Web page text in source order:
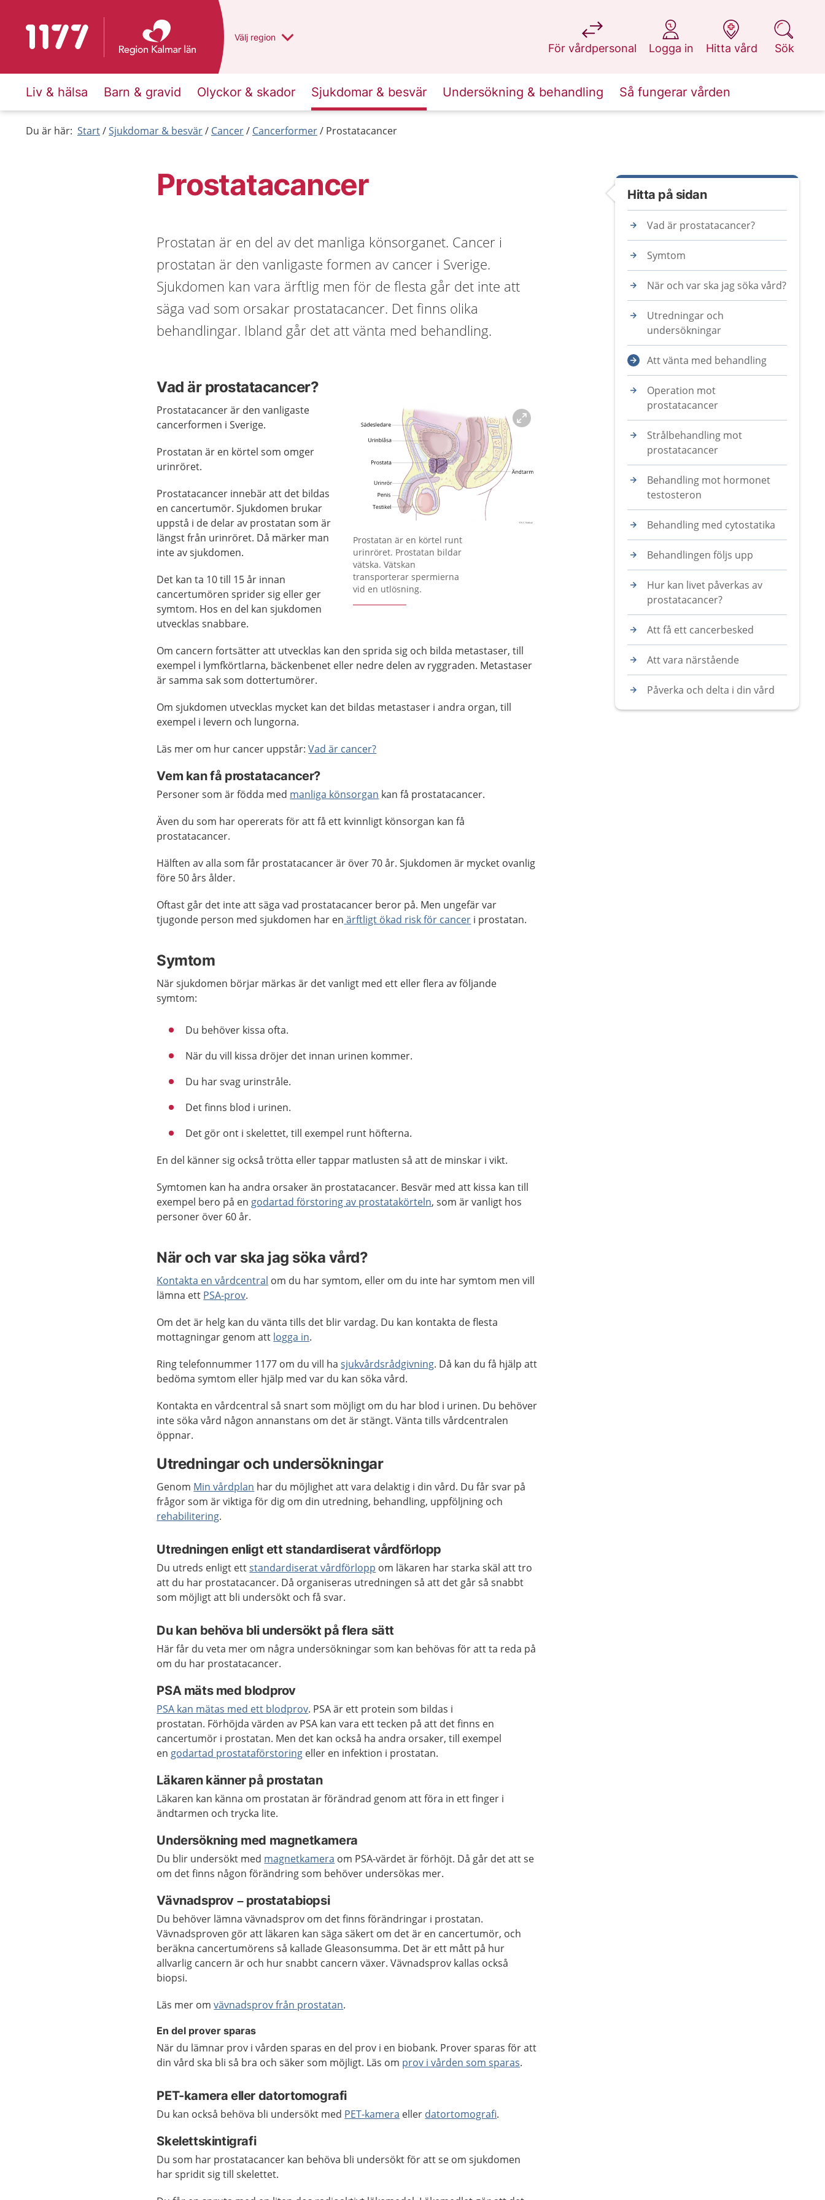
Till startsidan för 1177 Du har valt region
Välj en annan
region
För vårdpersonal
på 1177.se
Logga in
på 1177.se
Hitta vård
på 1177.se
Sök
på 1177.se
Liv & hälsa Barn & gravid Olyckor & skador Sjukdomar & besvär Undersökning & behandling Så fungerar vården
Du är här: Start Sjukdomar & besvär Cancer Cancerformer Prostatacancer
Prostatacancer
Prostatan är en del av det manliga könsorganet. Cancer i
prostatan är den vanligaste formen av cancer i Sverige.
Sjukdomen kan vara ärftlig men för de flesta går det inte att
säga vad som orsakar prostatacancer. Det finns olika
behandlingar. Ibland går det att vänta med behandling.
Vad är prostatacancer?
Förstora bilden
Prostatan är en körtel runt
urinröret. Prostatan bildar
vätska. Vätskan
transporterar spermierna
vid en utlösning.
Prostatacancer är den vanligaste
cancerformen i Sverige.
Prostatan är en körtel som omger
urinröret.
Prostatacancer innebär att det bildas
en cancertumör. Sjukdomen brukar
uppstå i de delar av prostatan som är
längst från urinröret. Då märker man
inte av sjukdomen.
Det kan ta 10 till 15 år innan
cancertumören sprider sig eller ger
symtom. Hos en del kan sjukdomen
utvecklas snabbare.
Om cancern fortsätter att utvecklas kan den sprida sig och bilda metastaser, till
exempel i lymfkörtlarna, bäckenbenet eller nedre delen av ryggraden. Metastaser
är samma sak som dottertumörer.
Om sjukdomen utvecklas mycket kan det bildas metastaser i andra organ, till
exempel i levern och lungorna.
Läs mer om hur cancer uppstår:Vad är cancer?
Vem kan få prostatacancer?
Personer som är födda med manliga könsorgan kan få prostatacancer.
Även du som har opererats för att få ett kvinnligt könsorgan kan få
prostatacancer.
Hälften av alla som får prostatacancer är över 70 år. Sjukdomen är mycket ovanlig
före 50 års ålder.
Oftast går det inte att säga vad prostatacancer beror på. Men ungefär var
tjugonde person med sjukdomen har en ärftligt ökad risk för cancer i prostatan.
Symtom
När sjukdomen börjar märkas är det vanligt med ett eller flera av följande
symtom:
Du behöver kissa ofta.
När du vill kissa dröjer det innan urinen kommer.
Du har svag urinstråle.
Det finns blod i urinen.
Det gör ont i skelettet, till exempel runt höfterna.
En del känner sig också trötta eller tappar matlusten så att de minskar i vikt.
Symtomen kan ha andra orsaker än prostatacancer. Besvär med att kissa kan till
exempel bero på en godartad förstoring av prostatakörteln, som är vanligt hos
personer över 60 år.
När och var ska jag söka vård?
Kontakta en vårdcentral om du har symtom, eller om du inte har symtom men vill
lämna ett PSA-prov.
Om det är helg kan du vänta tills det blir vardag. Du kan kontakta de flesta
mottagningar genom att logga in.
Ring telefonnummer 1177 om du vill hasjukvårdsrådgivning. Då kan du få hjälp att
bedöma symtom eller hjälp med var du kan söka vård.
Kontakta en vårdcentral så snart som möjligt om du har blod i urinen. Du behöver
inte söka vård någon annanstans om det är stängt. Vänta tills vårdcentralen
öppnar.
Utredningar och undersökningar
Genom Min vårdplan har du möjlighet att vara delaktig i din vård. Du får svar på
frågor som är viktiga för dig om din utredning, behandling, uppföljning och
rehabilitering.
Utredningen enligt ett standardiserat vårdförlopp
Du utreds enligt ettstandardiserat vårdförlopp om läkaren har starka skäl att tro
att du har prostatacancer. Då organiseras utredningen så att det går så snabbt
som möjligt att bli undersökt och få svar.
Du kan behöva bli undersökt på flera sätt
Här får du veta mer om några undersökningar som kan behövas för att ta reda på
om du har prostatacancer.
PSA mäts med blodprov
PSA kan mätas med ett blodprov. PSA är ett protein som bildas i
prostatan. Förhöjda värden av PSA kan vara ett tecken på att det finns en
cancertumör i prostatan. Men det kan också ha andra orsaker, till exempel
en godartad prostataförstoring eller en infektion i prostatan.
Läkaren känner på prostatan
Läkaren kan känna om prostatan är förändrad genom att föra in ett finger i
ändtarmen och trycka lite.
Undersökning med magnetkamera
Du blir undersökt med magnetkamera om PSA-värdet är förhöjt. Då går det att se
om det finns någon förändring som behöver undersökas mer.
Vävnadsprov – prostatabiopsi
Du behöver lämna vävnadsprov om det finns förändringar i prostatan.
Vävnadsproven gör att läkaren kan säga säkert om det är en cancertumör, och
beräkna cancertumörens så kallade Gleasonsumma. Det är ett mått på hur
allvarlig cancern är och hur snabbt cancern växer. Vävnadsprov kallas också
biopsi.
Läs mer omvävnadsprov från prostatan.
En del prover sparas
När du lämnar prov i vården sparas en del prov i en biobank. Prover sparas för att
din vård ska bli så bra och säker som möjligt. Läs om prov i vården som sparas.
PET-kamera eller datortomografi
Du kan också behöva bli undersökt med PET-kamera eller datortomografi.
Skelettskintigrafi
Du som har prostatacancer kan behöva bli undersökt för att se om sjukdomen
har spridit sig till skelettet.
Hitta på sidan
Vad är prostatacancer?
Symtom
När och var ska jag söka vård?
Utredningar och
undersökningar
Att vänta med behandling
Operation mot
prostatacancer
Strålbehandling mot
prostatacancer
Behandling mot hormonet
testosteron
Behandling med cytostatika
Behandlingen följs upp
Hur kan livet påverkas av
prostatacancer?
Att få ett cancerbesked
Att vara närstående
Påverka och delta i din vård